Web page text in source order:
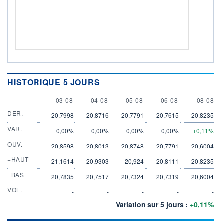
HISTORIQUE 5 JOURS
3 AUGUST
03-08 4 AUGUST
04-08 5 AUGUST
05-08 6 AUGUST
06-08 8
08-08
DER.
20,7998 20,8716 20,7791 20,7615
20,8235
VAR.
0,00% 0,00% 0,00% 0,00%
+0,11%
OUV.
20,8598 20,8013 20,8748 20,7791
20,6004
+HAUT
21,1614 20,9303 20,924 20,8111
20,8235
+BAS
20,7835 20,7517 20,7324 20,7319
20,6004
VOL.
- - - - -
Variation sur 5 jours : +0,11%